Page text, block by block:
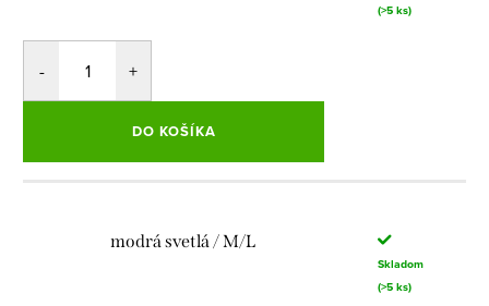
(>5 ks)
DO KOŠÍKA
modrá svetlá / M/L
Skladom
(>5 ks)